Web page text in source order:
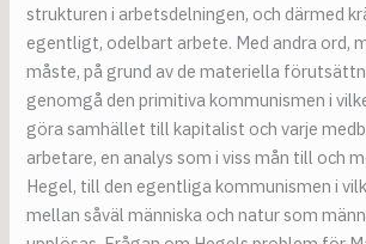
strukturen i arbetsdelningen, och därmed
egentligt, odelbart arbete. Med andra ord,
måste, på grund av de materiella
genomgå den primitiva kommunismen i
göra samhället till kapitalist och varje
arbetare, en analys som i viss mån till och
Hegel, till den egentliga kommunismen i
mellan såväl människa och natur som